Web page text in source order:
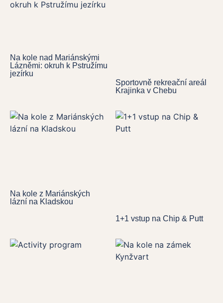
Na kole nad Mariánskými
Lázněmi: okruh k Pstružímu
jezírku
Sportovně rekreační areál
Krajinka v Chebu
Na kole z Mariánských
lázní na Kladskou
1+1 vstup na Chip & Putt